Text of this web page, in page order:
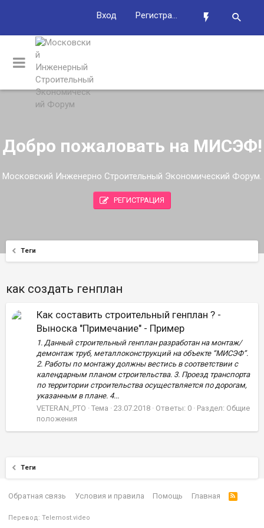
Вход Регистрация
Добро пожаловать на МИСЭФ!
Московский Инженерно Строительный Экономический Форум.
РЕГИСТРАЦИЯ
Теги
как создать генплан
Как составить строительный генплан ? -
Выноска "Примечание" - Пример
1. Данный строительный генплан разработан на монтаж/
демонтаж труб, металлоконструкций на объекте “МИСЭФ”.
2. Работы по монтажу должны вестись в соответствии с
календарным планом строительства. 3. Проезд транспорта
по территории строительства осуществляется по дорогам,
указанным в плане. 4...
VETERAN_PTO
Тема 23.07.2018 Ответы: 0 Раздел: Общие
положения
Теги
Обратная связь Условия и правила Помощь Главная
Перевод: Telemost.video